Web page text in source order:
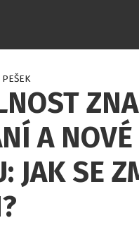
PEŠEK
A
JAK SE